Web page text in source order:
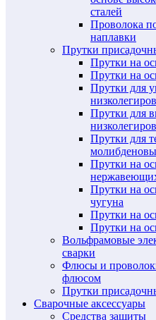
сталей
Проволока
наплавки
Прутки
Прутки на
Прутки на
Прутки для
Прутки для
Прутки для
Прутки на
Прутки на
чугуна
Прутки на
Прутки на
Вольфрамовые
сварки
Флюсы и
флюсом
Прутки
Сварочные аксессуары
Средства защиты